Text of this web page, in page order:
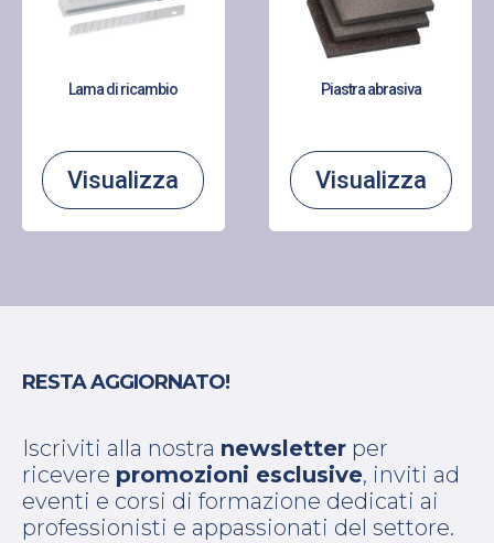
Lama di ricambio
Visualizza
Piastra abrasiva
Visualizza
RESTA AGGIORNATO!
Iscriviti alla nostra newsletter per
ricevere promozioni esclusive, inviti ad
eventi e corsi di formazione dedicati ai
professionisti e appassionati del settore.